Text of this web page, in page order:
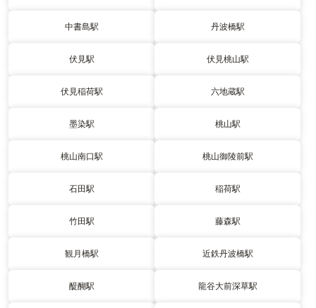
中書島駅 丹波橋駅
伏見駅 伏見桃山駅
伏見稲荷駅 六地蔵駅
墨染駅 桃山駅
桃山南口駅 桃山御陵前駅
石田駅 稲荷駅
竹田駅 藤森駅
観月橋駅 近鉄丹波橋駅
醍醐駅 龍谷大前深草駅